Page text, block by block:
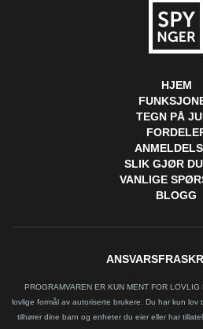
HJEM
TEGN PÅ
SLIK GJØR
VANLIGE
BLOGG
PROGRAMVAREN ER KUN MENT FOR
lovlige formål av autoriserte brukere. Du har kun
tilhører dine barn og enheter du eier eller har